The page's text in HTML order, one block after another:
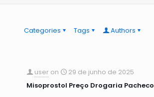
Categories Tags Authors
user on
29 de junho de 2025
Misoprostol Preço Drogaria Pacheco